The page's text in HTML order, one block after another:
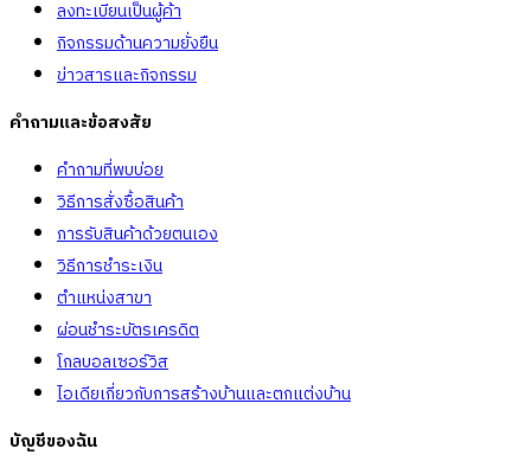
ลงทะเบียนเป็นผู้ค้า
กิจกรรมด้านความยั่งยืน
ข่าวสารและกิจกรรม
คำถามและข้อสงสัย
คำถามที่พบบ่อย
วิธีการสั่งซื้อสินค้า
การรับสินค้าด้วยตนเอง
วิธีการชำระเงิน
ตำแหน่งสาขา
ผ่อนชำระบัตรเครดิต
โกลบอลเซอร์วิส
ไอเดียเกี่ยวกับการสร้างบ้านและตกแต่งบ้าน
บัญชีของฉัน